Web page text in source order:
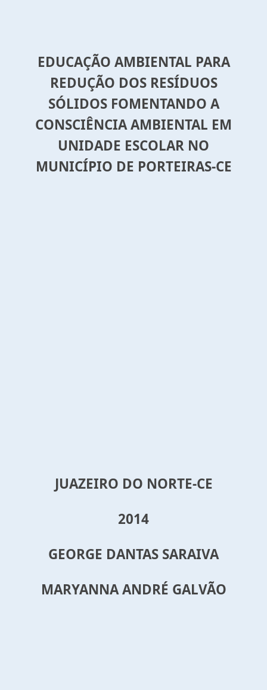
EDUCAÇÃO AMBIENTAL PARA
REDUÇÃO DOS RESÍDUOS
SÓLIDOS FOMENTANDO A
CONSCIÊNCIA AMBIENTAL EM
UNIDADE ESCOLAR NO
MUNICÍPIO DE PORTEIRAS-CE
JUAZEIRO DO NORTE-CE
2014
GEORGE DANTAS SARAIVA
MARYANNA ANDRÉ GALVÃO